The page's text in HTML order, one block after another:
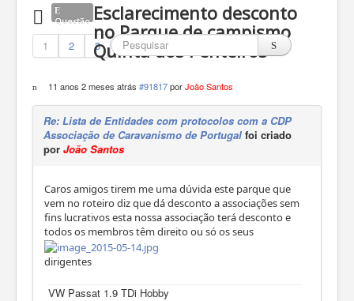
Questão Esclarecimento desconto
no Parque de campismo
Quinta dos Penteiros
1 2 3
11 anos 2 meses atrás #91817 porJoão Santos
Re: Lista de Entidades com protocolos com a CDP
Associação de Caravanismo de Portugal foi criado
por João Santos
Caros amigos tirem me uma dúvida este parque que
vem no roteiro diz que dá desconto a associações sem
fins lucrativos esta nossa associação terá desconto e
todos os membros têm direito ou só os seus
dirigentes
VW Passat 1.9 TDi Hobby